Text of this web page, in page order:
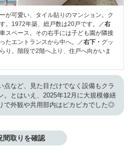
が可愛い、タイル貼りのマンション。ク
。1972年築、総戸数は20戸です。／右
スペース。その右手には子ども園が隣接
たエントランスから中へ。／右下・ グッ
り。階段で2階へ上り、住戸へ向かいま
点など、見た目だけでなく設備もクラ
。とはいえ、2025年12月に大規模修繕
で外観や共用部内はピカピカでした◎
間取りを確認